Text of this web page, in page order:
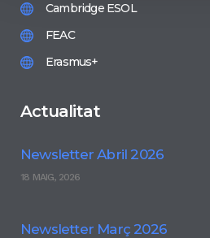
Cambridge ESOL
FEAC
Erasmus+
Actualitat
Newsletter Abril 2026
18 MAIG, 2026
Newsletter Març 2026